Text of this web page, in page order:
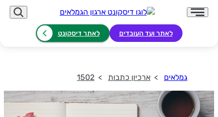
לאתר ועד העובדים לאתר דיסקונט
גמלאים ארכיון כתבות 1502